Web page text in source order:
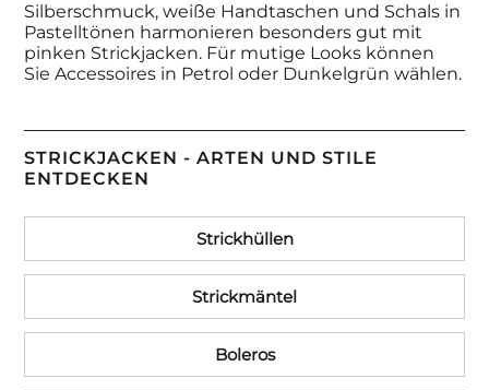
Silberschmuck, weiße Handtaschen und Schals in
Pastelltönen harmonieren besonders gut mit
pinken Strickjacken. Für mutige Looks können
Sie Accessoires in Petrol oder Dunkelgrün wählen.
STRICKJACKEN - ARTEN UND STILE
ENTDECKEN
Strickhüllen
Strickmäntel
Boleros